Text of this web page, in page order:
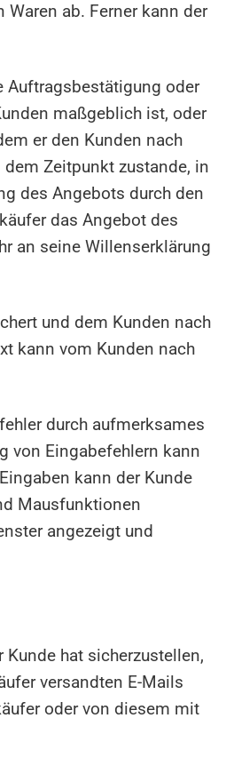
ab. Ferner kann der
Auftragsbestätigung oder
maßgeblich ist, oder
er den Kunden nach
Zeitpunkt zustande, in
des Angebots durch den
das Angebot des
an seine Willenserklärung
und dem Kunden nach
kann vom Kunden nach
durch aufmerksames
von Eingabefehlern kann
kann der Kunde
Mausfunktionen
angezeigt und
hat sicherzustellen,
versandten E-Mails
oder von diesem mit